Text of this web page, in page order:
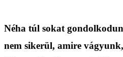
Néha túl sokat
nem sikerül, amire